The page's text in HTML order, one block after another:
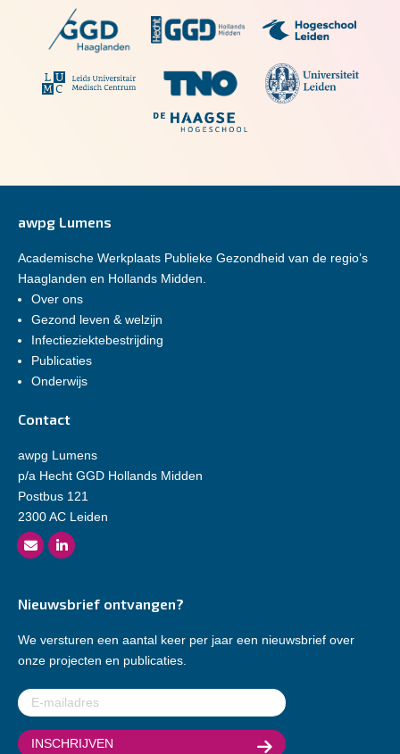
awpg Lumens
Academische Werkplaats Publieke Gezondheid van de regio’s
Haaglanden en Hollands Midden.
Over ons
Gezond leven & welzijn
Infectieziektebestrijding
Publicaties
Onderwijs
Contact
awpg Lumens
p/a Hecht GGD Hollands Midden
Postbus 121
2300 AC Leiden
Nieuwsbrief ontvangen?
We versturen een aantal keer per jaar een nieuwsbrief over
onze projecten en publicaties.
E-
mailadres(Vereist)